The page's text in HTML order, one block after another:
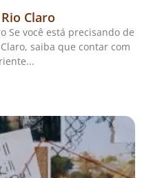
Claro
Se você está precisando de
saiba que contar com